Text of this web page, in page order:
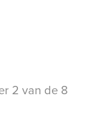
2 van de 8